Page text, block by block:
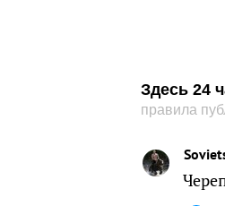
Здесь 24
правила